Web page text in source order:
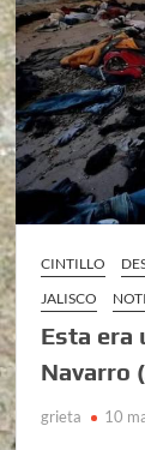
CINTILLO
JALISCO
Esta era
Navarro
grieta 10